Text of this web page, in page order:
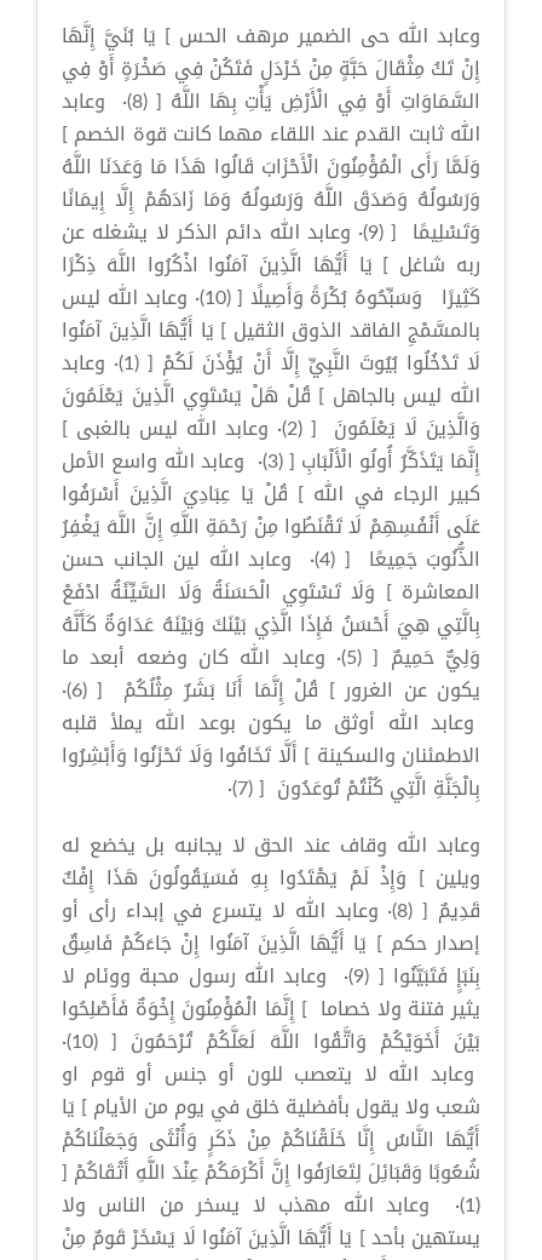
وعابد الله حى الضمير مرهف الحس ] يَا بُنَيَّ إِنَّهَا
إِنْ تَكُ مِثْقَالَ حَبَّةٍ مِنْ خَرْدَلٍ فَتَكُنْ فِي صَخْرَةٍ أَوْ فِي
السَّمَاوَاتِ أَوْ فِي الْأَرْضِ يَأْتِ بِهَا اللَّهُ [ (8)· وعابد
الله ثابت القدم عند اللقاء مهما كانت قوة الخصم ]
وَلَمَّا رَأَى الْمُؤْمِنُونَ الْأَحْزَابَ قَالُوا هَذَا مَا وَعَدَنَا اللَّهُ
وَرَسُولُهُ وَصَدَقَ اللَّهُ وَرَسُولُهُ وَمَا زَادَهُمْ إِلَّا إِيمَانًا
وَتَسْلِيمًا [ (9)· وعابد الله دائم الذكر لا يشغله عن
ربه شاغل ] يَا أَيُّهَا الَّذِينَ آمَنُوا اذْكُرُوا اللَّهَ ذِكْرًا
كَثِيرًا وَسَبِّحُوهُ بُكْرَةً وَأَصِيلًا [ (10)· وعابد الله ليس
بالمسَّمْجِ الفاقد الذوق الثقيل ] يَا أَيُّهَا الَّذِينَ آمَنُوا
لَا تَدْخُلُوا بُيُوتَ النَّبِيِّ إِلَّا أَنْ يُؤْذَنَ لَكُمْ [ (1)· وعابد
الله ليس بالجاهل ] قُلْ هَلْ يَسْتَوِي الَّذِينَ يَعْلَمُونَ
وَالَّذِينَ لَا يَعْلَمُونَ [ (2)· وعابد الله ليس بالغبى ]
إِنَّمَا يَتَذَكَّرُ أُولُو الْأَلْبَابِ [ (3)· وعابد الله واسع الأمل
كبير الرجاء في الله ] قُلْ يَا عِبَادِيَ الَّذِينَ أَسْرَفُوا
عَلَى أَنْفُسِهِمْ لَا تَقْنَطُوا مِنْ رَحْمَةِ اللَّهِ إِنَّ اللَّهَ يَغْفِرُ
الذُّنُوبَ جَمِيعًا [ (4)· وعابد الله لين الجانب حسن
المعاشرة ] وَلَا تَسْتَوِي الْحَسَنَةُ وَلَا السَّيِّئَةُ ادْفَعْ
بِالَّتِي هِيَ أَحْسَنُ فَإِذَا الَّذِي بَيْنَكَ وَبَيْنَهُ عَدَاوَةٌ كَأَنَّهُ
وَلِيٌّ حَمِيمٌ [ (5)· وعابد الله كان وضعه أبعد ما
يكون عن الغرور ] قُلْ إِنَّمَا أَنَا بَشَرٌ مِثْلُكُمْ [ (6)·
وعابد الله أوثق ما يكون بوعد الله يملأ قلبه
الاطمئنان والسكينة ] أَلَّا تَخَافُوا وَلَا تَحْزَنُوا وَأَبْشِرُوا
بِالْجَنَّةِ الَّتِي كُنْتُمْ تُوعَدُونَ [ (7)·
وعابد الله وقاف عند الحق لا يجانبه بل يخضع له
ويلين ] وَإِذْ لَمْ يَهْتَدُوا بِهِ فَسَيَقُولُونَ هَذَا إِفْكٌ
قَدِيمٌ [ (8)· وعابد الله لا يتسرع في إبداء رأى أو
إصدار حكم ] يَا أَيُّهَا الَّذِينَ آمَنُوا إِنْ جَاءَكُمْ فَاسِقٌ
بِنَبَإٍ فَتَبَيَّنُوا [ (9)· وعابد الله رسول محبة ووئام لا
يثير فتنة ولا خصاما ] إِنَّمَا الْمُؤْمِنُونَ إِخْوَةٌ فَأَصْلِحُوا
بَيْنَ أَخَوَيْكُمْ وَاتَّقُوا اللَّهَ لَعَلَّكُمْ تُرْحَمُونَ [ (10)·
وعابد الله لا يتعصب للون أو جنس أو قوم او
شعب ولا يقول بأفضلية خلق في يوم من الأيام ] يَا
أَيُّهَا النَّاسُ إِنَّا خَلَقْنَاكُمْ مِنْ ذَكَرٍ وَأُنْثَى وَجَعَلْنَاكُمْ
شُعُوبًا وَقَبَائِلَ لِتَعَارَفُوا إِنَّ أَكْرَمَكُمْ عِنْدَ اللَّهِ أَتْقَاكُمْ [
(1)· وعابد الله مهذب لا يسخر من الناس ولا
يستهين بأحد ] يَا أَيُّهَا الَّذِينَ آمَنُوا لَا يَسْخَرْ قَومٌ مِنْ